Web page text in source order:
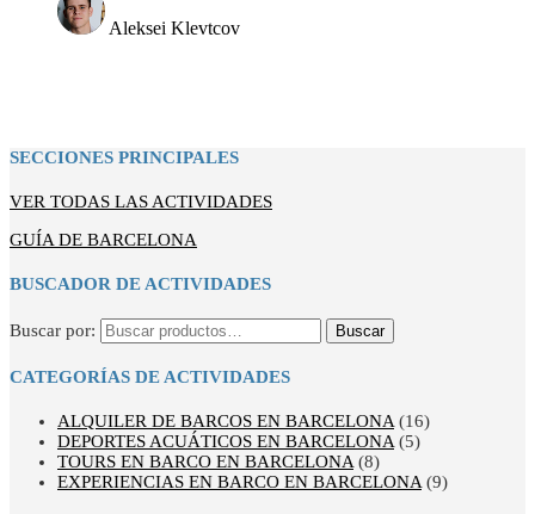
Aleksei Klevtcov
SECCIONES PRINCIPALES
VER TODAS LAS ACTIVIDADES
GUÍA DE BARCELONA
BUSCADOR DE ACTIVIDADES
Buscar por: Buscar
CATEGORÍAS DE ACTIVIDADES
ALQUILER DE BARCOS EN BARCELONA (16)
DEPORTES ACUÁTICOS EN BARCELONA (5)
TOURS EN BARCO EN BARCELONA (8)
EXPERIENCIAS EN BARCO EN BARCELONA (9)